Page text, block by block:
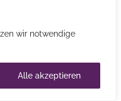
wir notwendige
Alle akzeptieren